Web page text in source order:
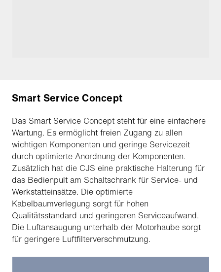
Smart Service Concept
Das Smart Service Concept steht für eine einfachere
Wartung. Es ermöglicht freien Zugang zu allen
wichtigen Komponenten und geringe Servicezeit
durch optimierte Anordnung der Komponenten.
Zusätzlich hat die CJS eine praktische Halterung für
das Bedienpult am Schaltschrank für Service- und
Werkstatteinsätze. Die optimierte
Kabelbaumverlegung sorgt für hohen
Qualitätsstandard und geringeren Serviceaufwand.
Die Luftansaugung unterhalb der Motorhaube sorgt
für geringere Luftfilterverschmutzung.